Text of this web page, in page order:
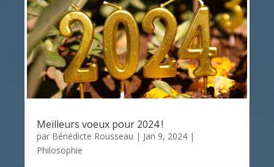
Meilleurs voeux pour 2024 !
par Bénédicte Rousseau | Jan 9, 2024 |
Philosophie